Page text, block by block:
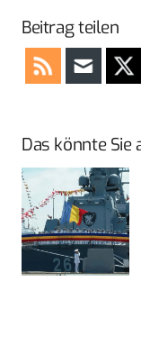
Beitrag teilen
Das könnte Sie